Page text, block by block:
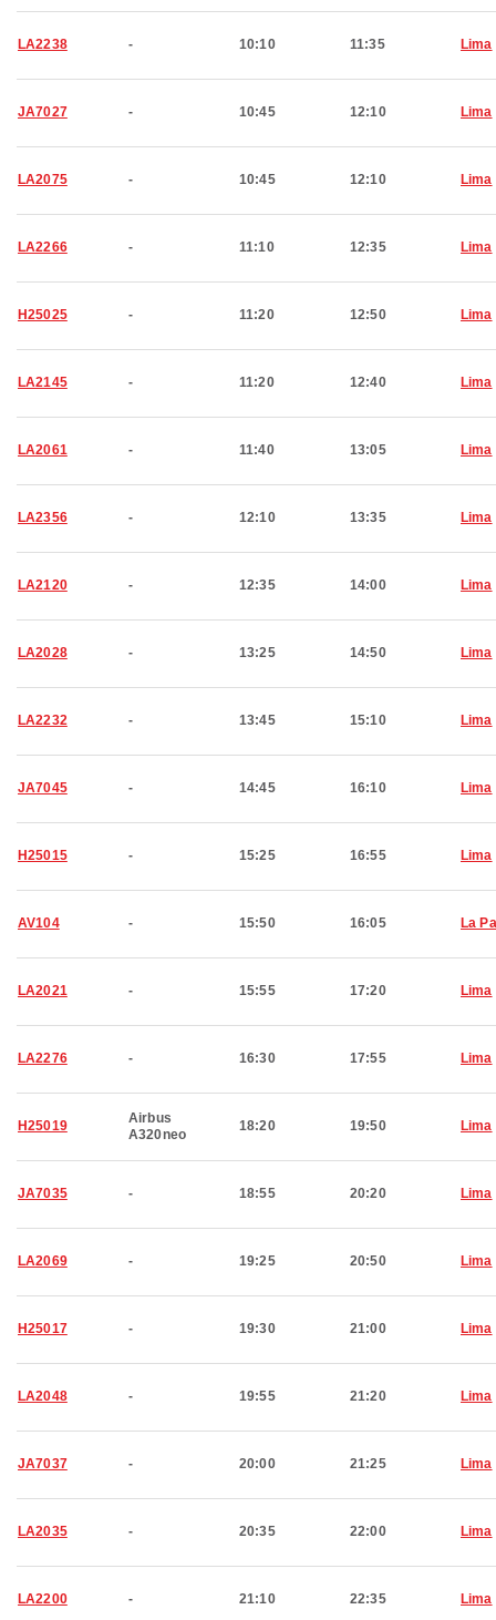
LA2238 - 10:10 11:35 Lima
JA7027 - 10:45 12:10 Lima
LA2075 - 10:45 12:10 Lima
LA2266 - 11:10 12:35 Lima
H25025 - 11:20 12:50 Lima
LA2145 - 11:20 12:40 Lima
LA2061 - 11:40 13:05 Lima
LA2356 - 12:10 13:35 Lima
LA2120 - 12:35 14:00 Lima
LA2028 - 13:25 14:50 Lima
LA2232 - 13:45 15:10 Lima
JA7045 - 14:45 16:10 Lima
H25015 - 15:25 16:55 Lima
AV104 - 15:50 16:05 La
LA2021 - 15:55 17:20 Lima
LA2276 - 16:30 17:55 Lima
H25019
Airbus
A320neo
18:20 19:50 Lima
JA7035 - 18:55 20:20 Lima
LA2069 - 19:25 20:50 Lima
H25017 - 19:30 21:00 Lima
LA2048 - 19:55 21:20 Lima
JA7037 - 20:00 21:25 Lima
LA2035 - 20:35 22:00 Lima
LA2200 - 21:10 22:35 Lima